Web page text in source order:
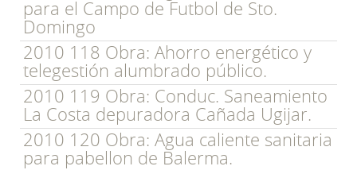
para el Campo de Futbol de Sto.
Domingo
2010 118 Obra: Ahorro energético y
telegestión alumbrado público.
2010 119 Obra: Conduc. Saneamiento
La Costa depuradora Cañada Ugijar.
2010 120 Obra: Agua caliente sanitaria
para pabellon de Balerma.